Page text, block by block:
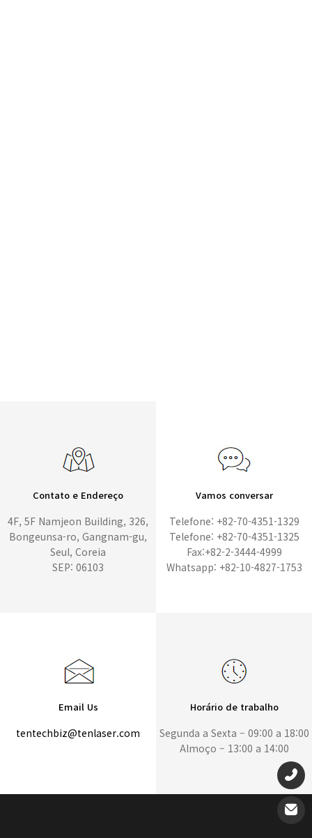
Contato e Endereço
4F, 5F Namjeon Building, 326,
Bongeunsa-ro, Gangnam-gu,
Seul, Coreia
SEP: 06103
Vamos conversar
Telefone: +82-70-4351-1329
Telefone: +82-70-4351-1325
Fax:+82-2-3444-4999
Whatsapp: +82-10-4827-1753
Email Us
tentechbiz@tenlaser.com
Horário de trabalho
Segunda a Sexta – 09:00 a 18:00
Almoço – 13:00 a 14:00